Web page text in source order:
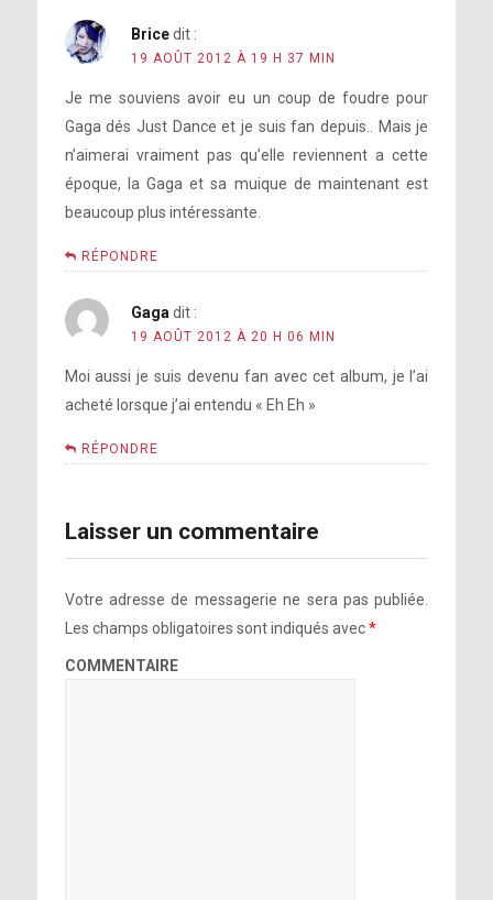
Brice dit :
19 AOÛT 2012 À 19 H 37 MIN
Je me souviens avoir eu un coup de foudre pour
Gaga dés Just Dance et je suis fan depuis.. Mais je
n’aimerai vraiment pas qu’elle reviennent a cette
époque, la Gaga et sa muique de maintenant est
beaucoup plus intéressante.
RÉPONDRE
Gaga dit :
19 AOÛT 2012 À 20 H 06 MIN
Moi aussi je suis devenu fan avec cet album, je l’ai
acheté lorsque j’ai entendu « Eh Eh »
RÉPONDRE
Laisser un commentaire
Votre adresse de messagerie ne sera pas publiée.
Les champs obligatoires sont indiqués avec*
COMMENTAIRE